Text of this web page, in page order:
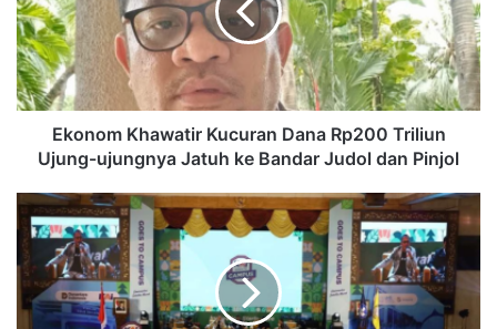
Rp200
Triliun
Ujung-
ujungnya
Jatuh
Bandar
dan
Pinjol
Ekonom Khawatir Kucuran Dana Rp200 Triliun
Ujung-ujungnya Jatuh ke Bandar Judol dan Pinjol
KAI
Ajak
Mahasiwa
UNS
Partisipasi
Dalam